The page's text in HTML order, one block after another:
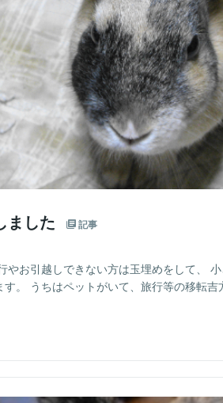
ました 記事
やお引越しできない方は玉埋めをして、
。 うちはペットがいて、旅行等の移転